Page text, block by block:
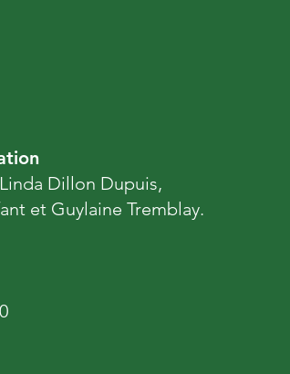
Dillon Dupuis,
et Guylaine Tremblay.